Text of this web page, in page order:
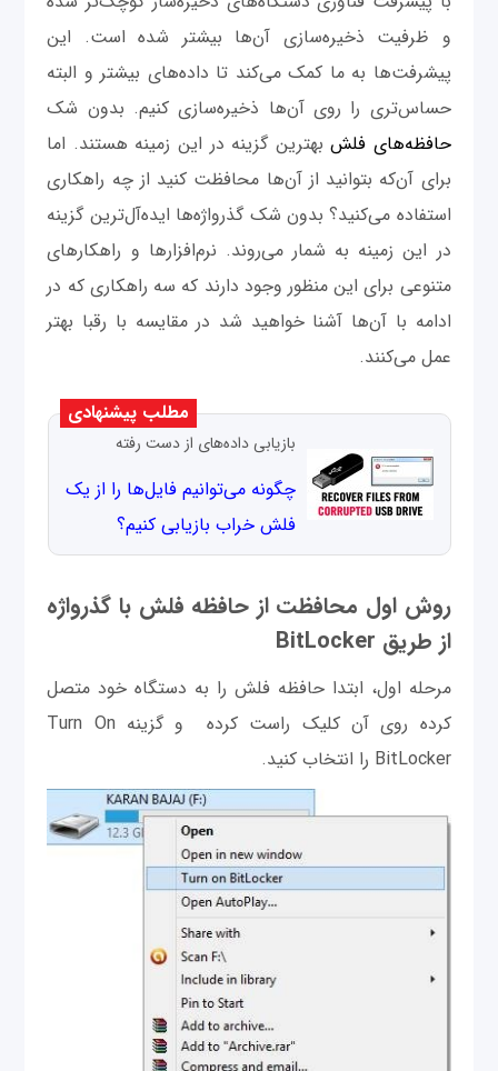
و ظرفیت ذخیره‌سازی آن‌ها بیشتر شده است. این
پیشرفت‌ها به ما کمک می‌کند تا داده‌های بیشتر و البته
حساس‌تری را روی آن‌ها ذخیره‌سازی کنیم. بدون شک
حافظه‌های فلشبهترین گزینه در این زمینه هستند. اما
برای آن‌که بتوانید از آن‌ها محافظت کنید از چه راهکاری
استفاده می‌کنید؟ بدون شک گذرواژه‌ها ایده‌آل‌ترین گزینه
در این زمینه به شمار می‌روند. نرم‌افزارها و راهکارهای
متنوعی برای این منظور وجود دارند که سه راهکاری که در
ادامه با آن‌ها آشنا خواهید شد در مقایسه با رقبا بهتر
عمل می‌کنند.
مطلب پیشنهادی
بازیابی داده‌های از دست رفته
چگونه می‌توانیم فایل‌ها را از یک
فلش خراب بازیابی کنیم؟
روش اول محافظت از حافظه فلش با گذرواژه
از طریق BitLocker
مرحله اول، ابتدا حافظه فلش را به دستگاه خود متصل
کرده روی آن کلیک راست کرده و گزینه Turn On
BitLocker را انتخاب کنید.